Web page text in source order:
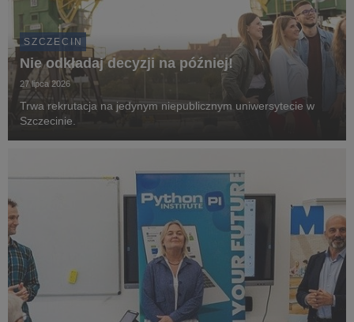
SZCZECIN
Nie odkładaj decyzji na później!
27 lipca 2026
Trwa rekrutacja na jedynym niepublicznym uniwersytecie w
Szczecinie.